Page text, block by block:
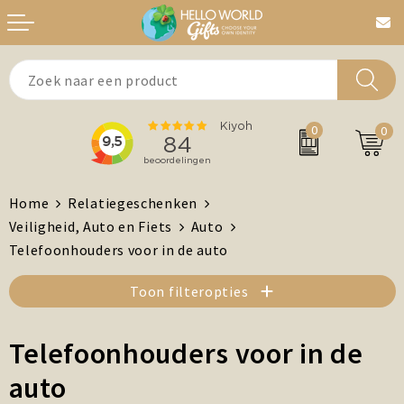
0 0
Agenda's + Kalenders
Auto en Fiets
Antistress artikelen
Brievenbuspost
Feest / Festival artikelen
Beurzen & Events
Chocolade
Dag van de Zorg
MVO/Duurzame geschenken
Home
Relatiegeschenken
Veiligheid, Auto en Fiets
Auto
Telefoonhouders voor in de auto
Toon filteropties
Telefoonhouders voor in de
auto